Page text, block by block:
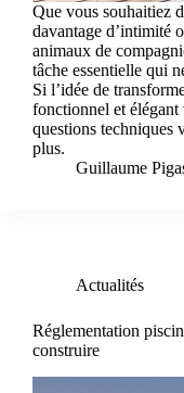
Que vous souhaitiez
davantage d’intimité
animaux de
tâche essentielle qui
Si l’idée de
fonctionnel et élégant
questions techniques
plus.
Guillaume
Actualités
Réglementation
construire